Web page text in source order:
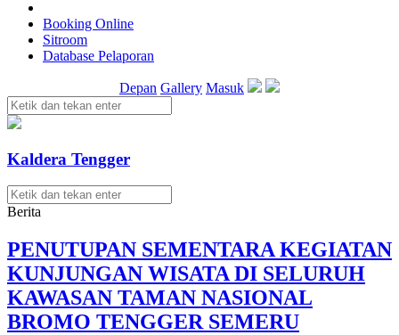
Booking Online
Sitroom
Database Pelaporan
Depan Gallery Masuk
Kaldera Tengger
Berita
PENUTUPAN SEMENTARA KEGIATAN
KUNJUNGAN WISATA DI SELURUH
KAWASAN TAMAN NASIONAL
BROMO TENGGER SEMERU